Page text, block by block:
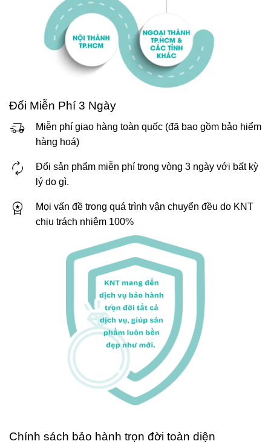
Đổi Miễn Phí 3 Ngày
Miễn phí giao hàng toàn quốc (đã bao gồm bảo hiểm
hàng hoá)
Đổi sản phẩm miễn phí trong vòng 3 ngày với bất kỳ
lý do gì.
Mọi vấn đề trong quá trình vận chuyển đều do KNT
chịu trách nhiệm 100%
Chính sách bảo hành trọn đời toàn diện